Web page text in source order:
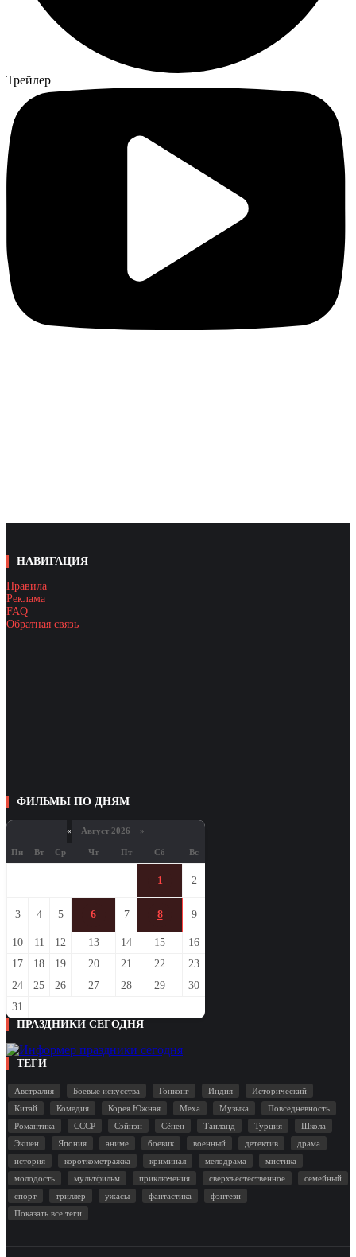
Трейлер
НАВИГАЦИЯ
Правила
Реклама
FAQ
Обратная связь
ФИЛЬМЫ ПО ДНЯМ
« Август 2026 »
Пн Вт Ср Чт Пт Сб Вс
1 2
3 4 5 6 7 8 9
10 11 12 13 14 15
16
17
18 19 20 21 22
23
24
25 26 27 28 29
30
31
ПРАЗДНИКИ СЕГОДНЯ
ТЕГИ
Австралия Боевые искусства Гонконг Индия
Исторический
Китай
Комедия Корея Южная Меха Музыка
Повседневность
Романтика
СССР Сэйнэн Сёнен Таиланд Турция
Школа
Экшен
Япония аниме боевик военный детектив
драма
история
короткометражка криминал мелодрама
мистика
молодость
мультфильм приключения сверхъестественное
семейный
спорт
триллер ужасы фантастика
фэнтези
Показать все теги